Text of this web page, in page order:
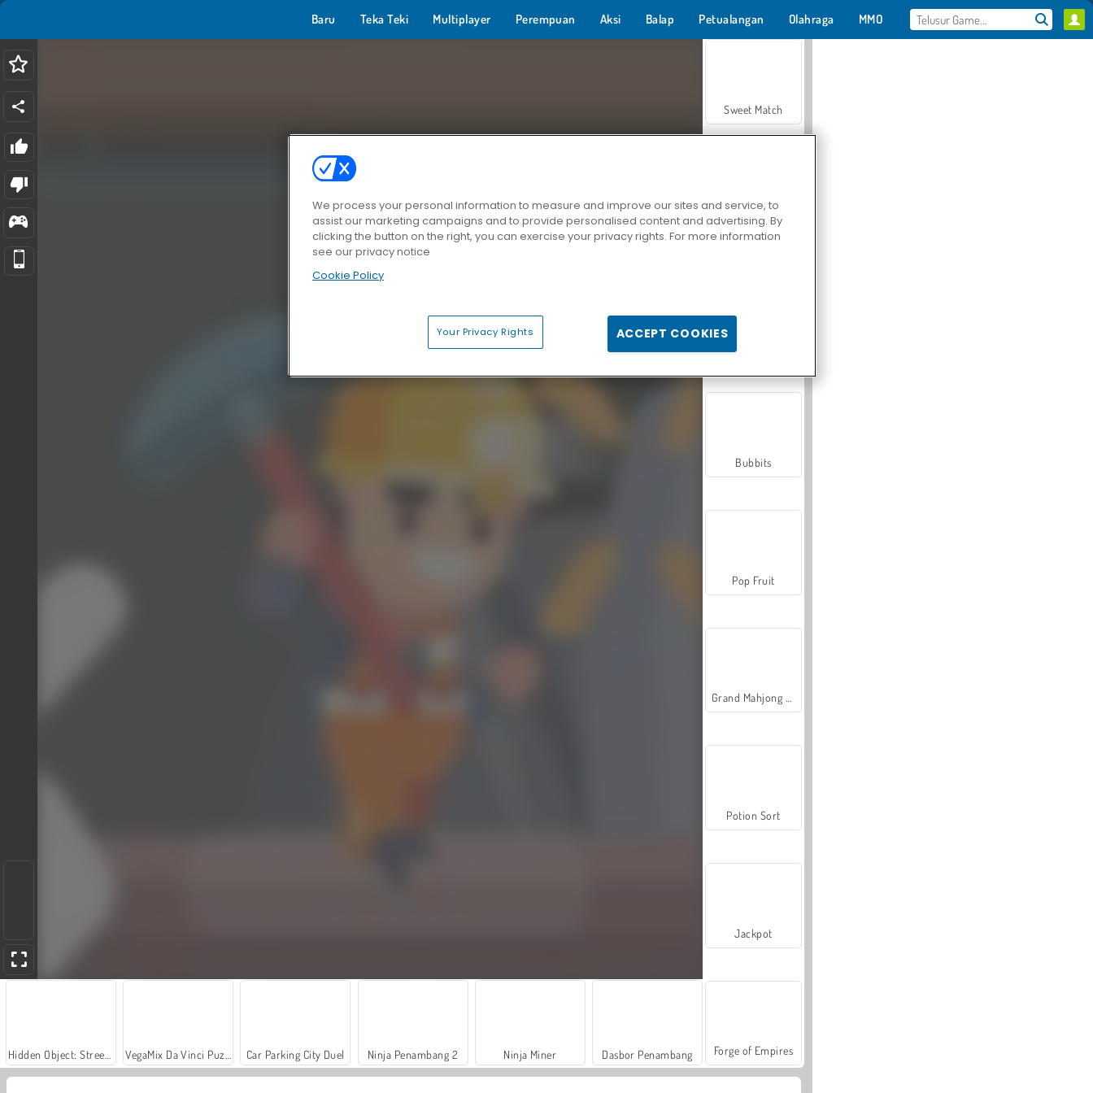
Baru Teka Teki Multiplayer Perempuan Aksi Balap Petualangan Olahraga MMO
Car Parking City Duel Ninja Penambang 2 Ninja Miner Dasbor Penambang
Sweet Match
Zen Solitaire
Bubbits
Pop Fruit
Potion Sort
Jackpot
Forge of Empires
We process your personal information to measure and improve our sites and service, to
assist our marketing campaigns and to provide personalised content and advertising. By
clicking the button on the right, you can exercise your privacy rights. For more information
see our privacy notice
Cookie Policy
Your Privacy Rights ACCEPT COOKIES